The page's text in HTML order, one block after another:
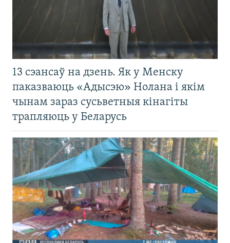
13 сэансаў на дзень. Як у Менску
паказваюць «Адысэю» Нолана і якім
чынам зараз сусьветныя кінагіты
трапляюць у Беларусь